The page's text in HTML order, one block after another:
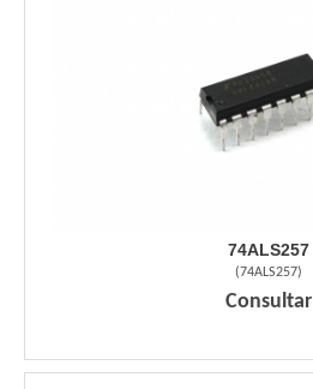
74ALS257
(74ALS257)
Consultar